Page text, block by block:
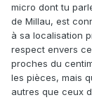
micro dont tu
de Millau, est
à sa localisation
respect envers
proches du
les pièces, mais
autres que ceux